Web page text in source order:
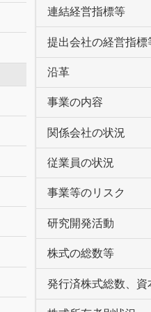
連結経営指標等
提出会社の経営指標
沿革
事業の内容
関係会社の状況
従業員の状況
事業等のリスク
研究開発活動
株式の総数等
発行済株式総数、資